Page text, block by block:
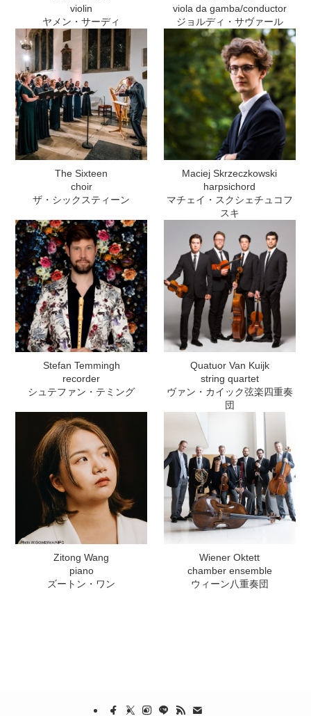
violin
ヤメン・サーディ
viola da gamba/conductor
ジョルディ・サヴァール
The Sixteen
choir
ザ・シックスティーン
Maciej Skrzeczkowski
harpsichord
マチェイ・スクシェチュコフ
スキ
Stefan Temmingh
recorder
シュテファン・テミング
Quatuor Van Kuijk
string quartet
ヴァン・カイック弦楽四重奏
団
Zitong Wang
piano
ズートン・ワン
Wiener Oktett
chamber ensemble
ウィーン八重奏団